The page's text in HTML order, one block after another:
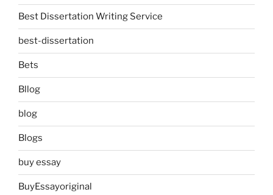
Best Dissertation Writing Service
best-dissertation
Bets
Bllog
blog
Blogs
buy essay
BuyEssayoriginal